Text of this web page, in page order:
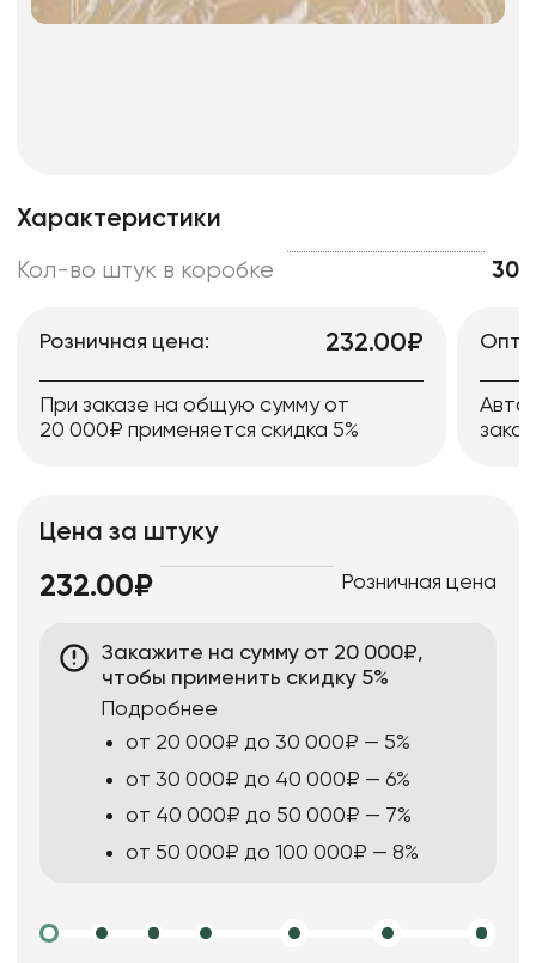
Характеристики
Кол-во штук в коробке 30
Розничная цена: 232.00₽
При заказе на общую сумму от
20 000₽ применяется скидка 5%
Цена за штуку
232.00₽ Розничная цена
Закажите на сумму от 20 000₽,
чтобы применить скидку 5%
Подробнее
от 20 000₽ до 30 000₽ — 5%
от 30 000₽ до 40 000₽ — 6%
от 40 000₽ до 50 000₽ — 7%
от 50 000₽ до 100 000₽ — 8%